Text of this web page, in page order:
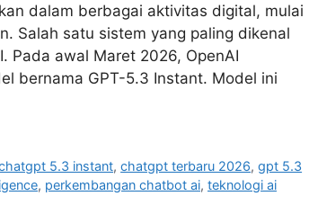
dalam berbagai aktivitas digital, mulai
Salah satu sistem yang paling dikenal
Pada awal Maret 2026, OpenAI
bernama GPT-5.3 Instant. Model ini
5.3 instant,chatgpt terbaru 2026,gpt 5.3
, perkembangan chatbot ai, teknologi ai